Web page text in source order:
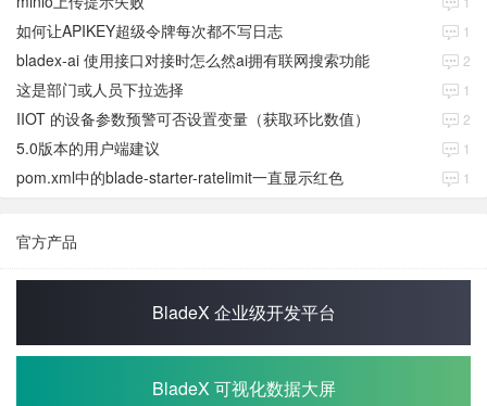
如何让APIKEY超级令牌每次都不写日志 1
bladex-ai 使用接口对接时怎么然ai拥有联网搜索功能 2
这是部门或人员下拉选择 1
IIOT 的设备参数预警可否设置变量（获取环比数值） 2
5.0版本的用户端建议 1
pom.xml中的blade-starter-ratelimit一直显示红色 1
官方产品
BladeX 企业级开发平台
BladeX 可视化数据大屏